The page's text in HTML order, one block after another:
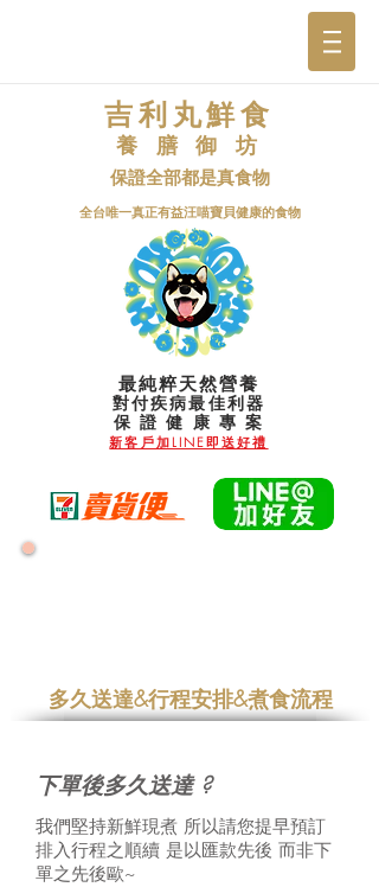
吉利丸鮮食
養 膳 御 坊
保證全部都是真食物
​全台唯一真正有益汪喵寶貝健康的食物
最純粹天然營養
對付疾病最佳利器
​保 證 健 康 專 案
新客戶加LINE即送好禮
多久送達&行程安排&煮食流程
下單後多久送達 ?
我們堅持新鮮現煮 所以請您提早預訂
排入行程之順續 是以匯款先後 而非下
單之先後歐~